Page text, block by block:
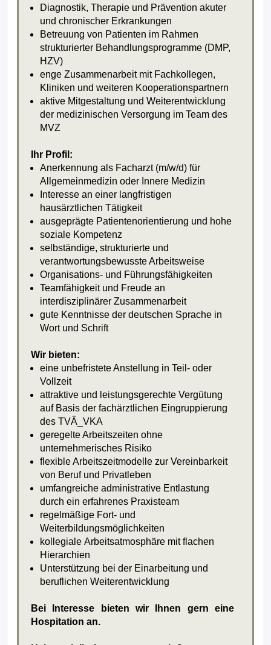
Diagnostik, Therapie und Prävention akuter
und chronischer Erkrankungen
Betreuung von Patienten im Rahmen
strukturierter Behandlungsprogramme (DMP,
HZV)
enge Zusammenarbeit mit Fachkollegen,
Kliniken und weiteren Kooperationspartnern
aktive Mitgestaltung und Weiterentwicklung
der medizinischen Versorgung im Team des
MVZ
Ihr Profil:
Anerkennung als Facharzt (m/w/d) für
Allgemeinmedizin oder Innere Medizin
Interesse an einer langfristigen
hausärztlichen Tätigkeit
ausgeprägte Patientenorientierung und hohe
soziale Kompetenz
selbständige, strukturierte und
verantwortungsbewusste Arbeitsweise
Organisations- und Führungsfähigkeiten
Teamfähigkeit und Freude an
interdisziplinärer Zusammenarbeit
gute Kenntnisse der deutschen Sprache in
Wort und Schrift
Wir bieten:
eine unbefristete Anstellung in Teil- oder
Vollzeit
attraktive und leistungsgerechte Vergütung
auf Basis der fachärztlichen Eingruppierung
des TVÄ_VKA
geregelte Arbeitszeiten ohne
unternehmerisches Risiko
flexible Arbeitszeitmodelle zur Vereinbarkeit
von Beruf und Privatleben
umfangreiche administrative Entlastung
durch ein erfahrenes Praxisteam
regelmäßige Fort- und
Weiterbildungsmöglichkeiten
kollegiale Arbeitsatmosphäre mit flachen
Hierarchien
Unterstützung bei der Einarbeitung und
beruflichen Weiterentwicklung
Bei Interesse bieten wir Ihnen gern eine
Hospitation an.